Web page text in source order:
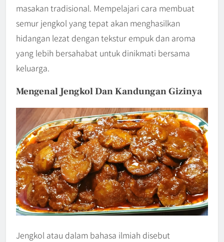
masakan tradisional. Mempelajari cara membuat
semur jengkol yang tepat akan menghasilkan
hidangan lezat dengan tekstur empuk dan aroma
yang lebih bersahabat untuk dinikmati bersama
keluarga.
Mengenal Jengkol Dan Kandungan Gizinya
Jengkol atau dalam bahasa ilmiah disebut